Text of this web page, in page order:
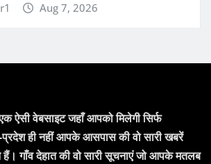
Aug 7, 2026
वेबसाइट जहाँ आपको मिलेगी सिर्फ
ही नहीं आपके आसपास की वो सारी खबरें
गाँव देहात की वो सारी सूचनाएं जो आपके मतलब